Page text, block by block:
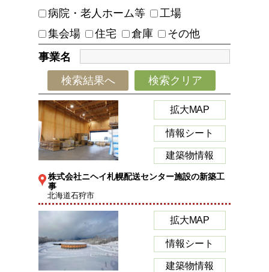
病院・老人ホーム等
工場
集会場
住宅 倉庫
その他
事業名
検索結果へ
検索クリア
拡大MAP
情報シート
建築物情報
株式会社ニヘイ札幌配送センター施設の新築工
事
北海道石狩市
拡大MAP
情報シート
建築物情報